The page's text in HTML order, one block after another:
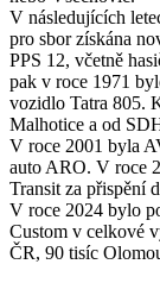
V následujících
pro sbor získána
PPS 12, včetně
pak v roce 1971
vozidlo Tatra 805.
Malhotice a od
V roce 2001 byla
auto ARO. V roce
Transit za přispění
V roce 2024 bylo
Custom v celkové
ČR, 90 tisíc